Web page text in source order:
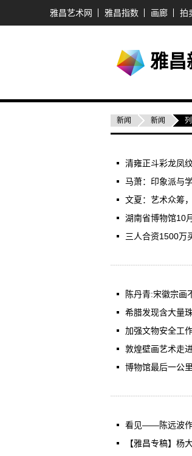
雅昌艺术网 雅昌指数 画廊 拍
雅昌
新闻 新闻
清雍正斗彩龙凤
马萧：印象派与
文夏：艺术众筹
湖南省博物馆10
三人合资1500万
陈丹青:宋徽宗画
希腊发现含大量
加强文物安全工
敦煌壁画艺术走
博物馆最后一公
看见——陈远波作
【雅昌专稿】杨